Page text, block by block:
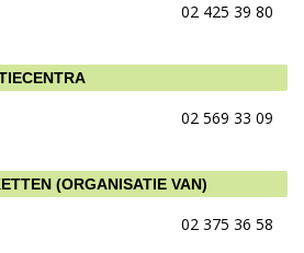
02 425 39 80
02 569 33 09
(ORGANISATIE VAN)
02 375 36 58